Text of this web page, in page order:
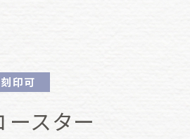
刻印可
ースター